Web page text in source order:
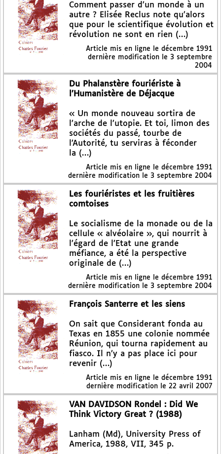
Comment passer d’un monde à un
autre ? Elisée Reclus note qu’alors
que pour le scientifique évolution et
révolution ne sont en rien (…)
Article mis en ligne le décembre 1991
dernière modification le 3 septembre
2004
Du Phalanstère fouriériste à
l’Humanistère de Déjacque
« Un monde nouveau sortira de
l’arche de l’utopie. Et toi, limon des
sociétés du passé, tourbe de
l’Autorité, tu serviras à féconder
la (…)
Article mis en ligne le décembre 1991
dernière modification le 3 septembre 2004
Les fouriéristes et les fruitières
comtoises
Le socialisme de la monade ou de la
cellule « alvéolaire », qui nourrit à
l’égard de l’Etat une grande
méfiance, a été la perspective
originale de (…)
Article mis en ligne le décembre 1991
dernière modification le 3 septembre 2004
François Santerre et les siens
On sait que Considerant fonda au
Texas en 1855 une colonie nommée
Réunion, qui tourna rapidement au
fiasco. Il n’y a pas place ici pour
revenir (…)
Article mis en ligne le décembre 1991
dernière modification le 22 avril 2007
VAN DAVIDSON Rondel : Did We
Think Victory Great ? (1988)
Lanham (Md), University Press of
America, 1988, VII, 345 p.